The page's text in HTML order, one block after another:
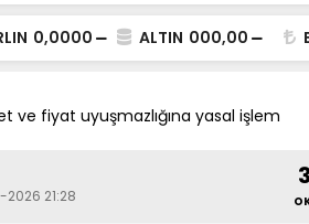
0,0000 ALTIN 000,00
ve fiyat uyuşmazlığına yasal işlem
21:28